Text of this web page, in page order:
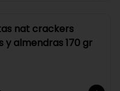
nat crackers
y almendras 170 gr